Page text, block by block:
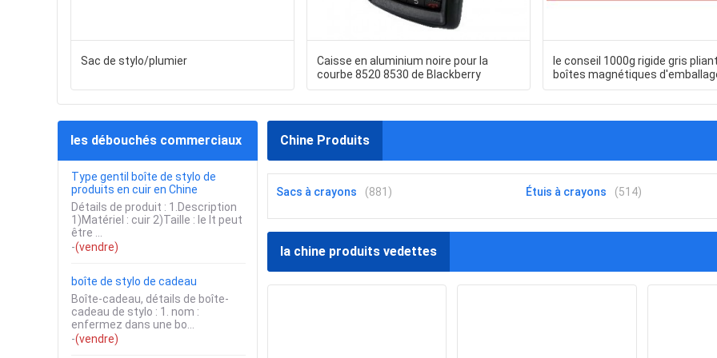
Sac de stylo/plumier
Caisse en aluminium noire pour la
courbe 8520 8530 de Blackberry
le conseil 1000g rigide gris
boîtes magnétiques
cadeau, a compensé les boîtes
imprimées d'emballage de
les débouchés commerciaux
Type gentil boîte de stylo de
produits en cuir en Chine
Détails de produit : 1.Description
1)Matériel : cuir 2)Taille : le lt peut
être ...
-(vendre)
boîte de stylo de cadeau
Boîte-cadeau, détails de boîte-
cadeau de stylo : 1. nom :
enfermez dans une bo...
-(vendre)
Chine Produits
Sacs à crayons (881) Étuis à crayons (514)
la chine produits vedettes